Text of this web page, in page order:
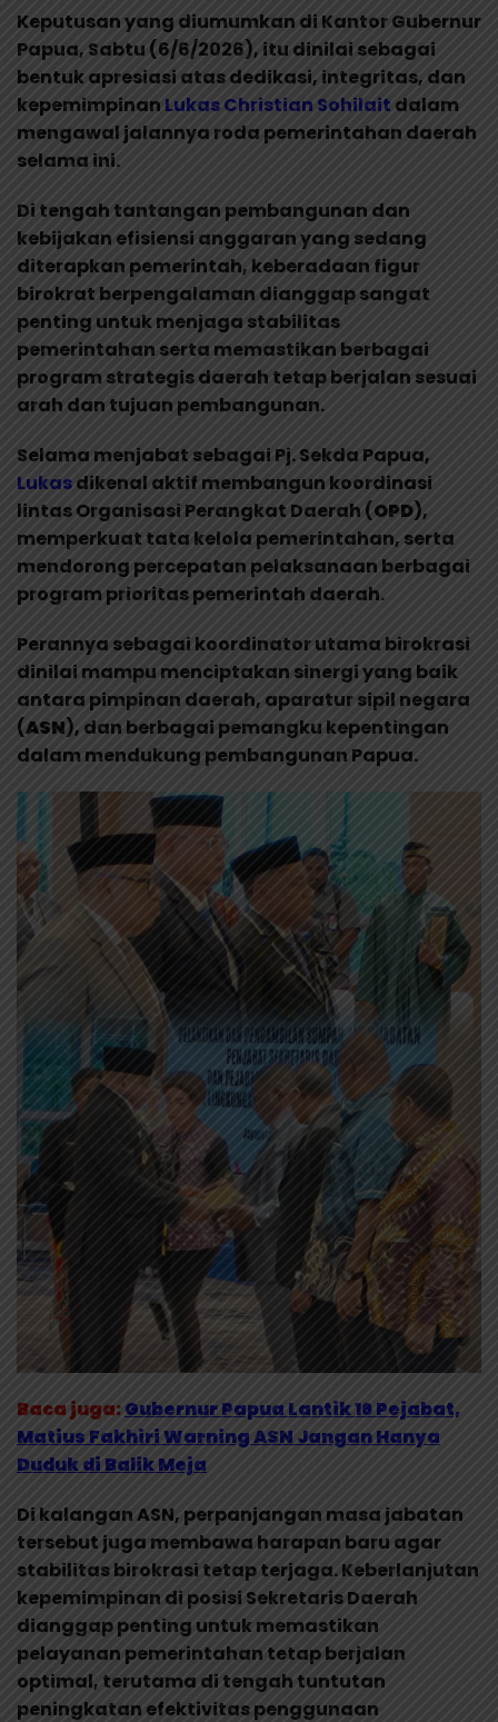
Keputusan yang diumumkan di Kantor Gubernur
Papua, Sabtu (6/6/2026), itu dinilai sebagai
bentuk apresiasi atas dedikasi, integritas, dan
kepemimpinan Lukas Christian Sohilait dalam
mengawal jalannya roda pemerintahan daerah
selama ini.
Di tengah tantangan pembangunan dan
kebijakan efisiensi anggaran yang sedang
diterapkan pemerintah, keberadaan figur
birokrat berpengalaman dianggap sangat
penting untuk menjaga stabilitas
pemerintahan serta memastikan berbagai
program strategis daerah tetap berjalan sesuai
arah dan tujuan pembangunan.
Selama menjabat sebagai Pj. Sekda Papua,
Lukasdikenal aktif membangun koordinasi
lintas Organisasi Perangkat Daerah (OPD),
memperkuat tata kelola pemerintahan, serta
mendorong percepatan pelaksanaan berbagai
program prioritas pemerintah daerah.
Perannya sebagai koordinator utama birokrasi
dinilai mampu menciptakan sinergi yang baik
antara pimpinan daerah, aparatur sipil negara
(ASN), dan berbagai pemangku kepentingan
dalam mendukung pembangunan Papua.
Baca juga:Gubernur Papua Lantik 16 Pejabat,
Matius Fakhiri Warning ASN Jangan Hanya
Duduk di Balik Meja
Di kalangan ASN, perpanjangan masa jabatan
tersebut juga membawa harapan baru agar
stabilitas birokrasi tetap terjaga. Keberlanjutan
kepemimpinan di posisi Sekretaris Daerah
dianggap penting untuk memastikan
pelayanan pemerintahan tetap berjalan
optimal, terutama di tengah tuntutan
peningkatan efektivitas penggunaan